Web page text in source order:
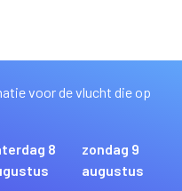
voor de vlucht die op
8
zondag 9
augustus